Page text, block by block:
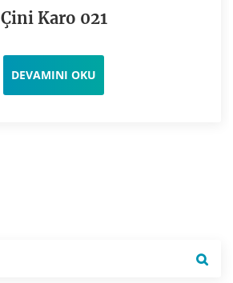
Çini Karo 021
DEVAMINI OKU